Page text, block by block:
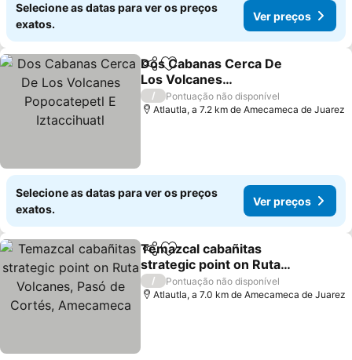
Selecione as datas para ver os preços
exatos.
Ver preços
PartilharAdicionar aos favoritos
Dos Cabanas Cerca De
Los Volcanes
Popocatepetl E
Iztaccihuatl
Ver preços
/
Pontuação não disponível
Atlautla, a 7.2 km de Amecameca de Juarez
Selecione as datas para ver os preços
exatos.
Ver preços
PartilharAdicionar aos favoritos
Temazcal cabañitas
strategic point on Ruta
Volcanes, Pasó de
Cortés, Amecameca
Ver preços
/
Pontuação não disponível
Atlautla, a 7.0 km de Amecameca de Juarez